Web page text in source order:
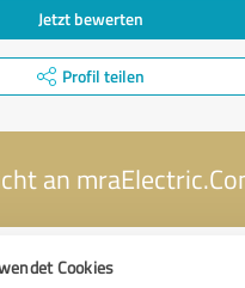
Cookies
Jetzt bewerten
Profil teilen
an